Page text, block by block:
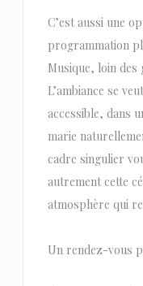
C’est aussi une
programmation
Musique, loin des
L’ambiance se
accessible, dans
marie
cadre singulier
autrement cette
atmosphère qui
Un rendez-vous